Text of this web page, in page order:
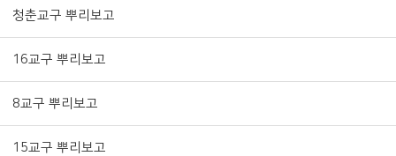
청춘교구 뿌리보고
16교구 뿌리보고
8교구 뿌리보고
15교구 뿌리보고